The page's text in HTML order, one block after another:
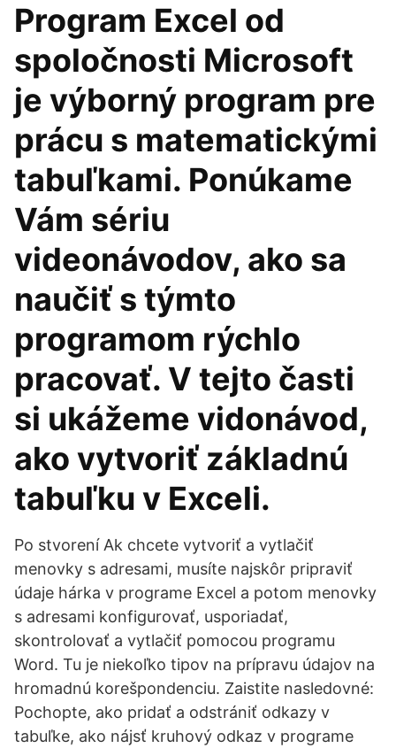
Program Excel od
spoločnosti Microsoft
je výborný program pre
prácu s matematickými
tabuľkami. Ponúkame
Vám sériu
videonávodov, ako sa
naučiť s týmto
programom rýchlo
pracovať. V tejto časti
si ukážeme vidonávod,
ako vytvoriť základnú
tabuľku v Exceli.
Po stvorení Ak chcete vytvoriť a vytlačiť
menovky s adresami, musíte najskôr pripraviť
údaje hárka v programe Excel a potom menovky
s adresami konfigurovať, usporiadať,
skontrolovať a vytlačiť pomocou programu
Word. Tu je niekoľko tipov na prípravu údajov na
hromadnú korešpondenciu. Zaistite nasledovné:
Pochopte, ako pridať a odstrániť odkazy v
tabuľke, ako nájsť kruhový odkaz v programe